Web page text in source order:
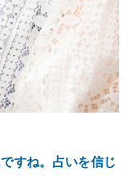
すね。占いを信じ